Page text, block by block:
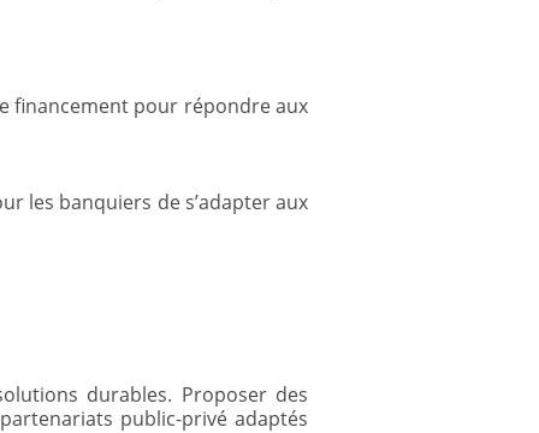
financement pour répondre aux
les banquiers de s’adapter aux
durables. Proposer des
public-privé adaptés